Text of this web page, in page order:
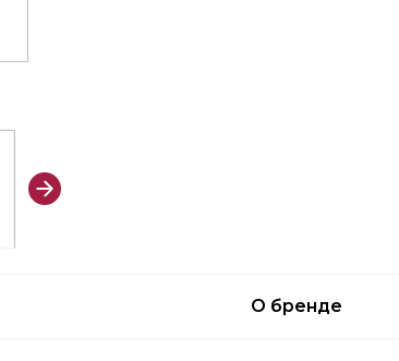
О бренде